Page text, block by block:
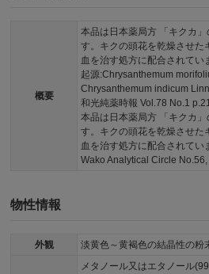
概要
本品は日本薬局方 「キクカ
す。キクの頭花を乾燥させた
血を治す処方に配合されてい
起源:Chrysanthemum
Chrysanthemum indicum
和光純薬時報 Vol.78 No.1
本品は日本薬局方 「キクカ
す。キクの頭花を乾燥させた
血を治す処方に配合されてい
Wako Analytical Circle
物性情報
外観 淡黄色～黄褐色の結晶性の粉
メタノール又はエタノール